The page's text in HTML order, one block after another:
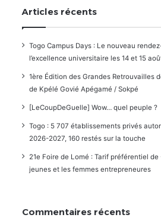
Articles récents
Togo Campus Days : Le nouveau
l’excellence universitaire les 14 et 15
1ère Édition des Grandes Retrouvailles
de Kpélé Govié Apégamé / Sokpé
[LeCoupDeGuelle] Wow… quel peuple ?
Togo : 5 707 établissements privés
2026-2027, 160 restés sur la touche
21e Foire de Lomé : Tarif préférentiel de
jeunes et les femmes entrepreneures
Commentaires récents